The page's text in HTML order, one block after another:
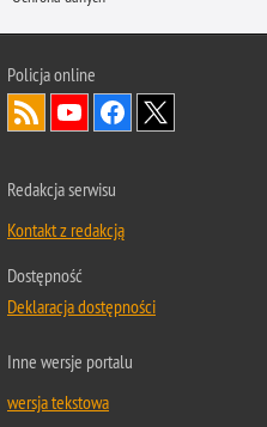
Policja online
Redakcja serwisu
Kontakt z redakcją
Dostępność
Deklaracja dostępności
Inne wersje portalu
wersja tekstowa